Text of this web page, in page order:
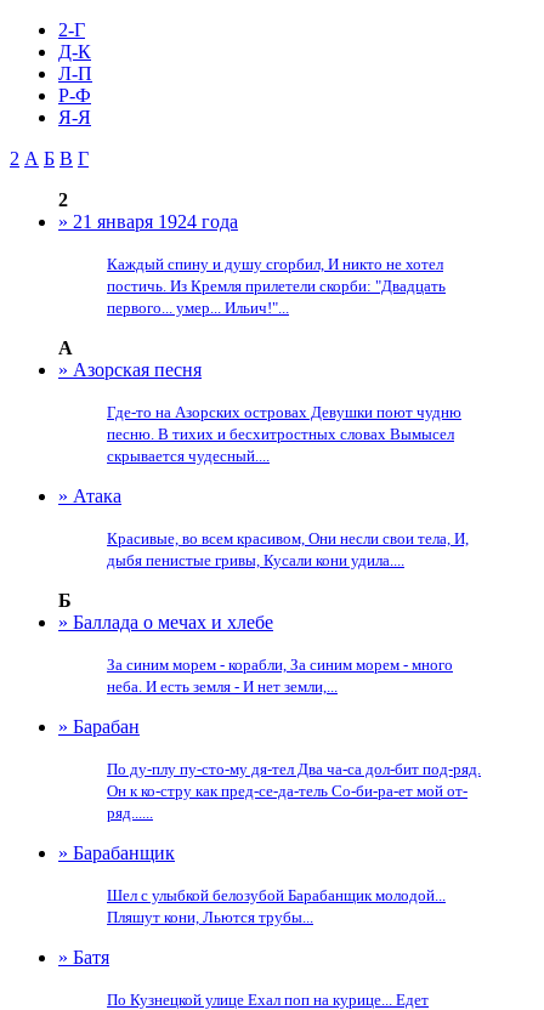
2-Г
Д-К
Л-П
Р-Ф
Я-Я
2 А Б В Г
2
» 21 января 1924 года
Каждый спину и душу сгорбил, И никто не хотел
постичь. Из Кремля прилетели скорби: "Двадцать
первого... умер... Ильич!"...
А
» Азорская песня
Где-то на Азорских островах Девушки поют чудню
песню. В тихих и бесхитростных словах Вымысел
скрывается чудесный....
» Атака
Красивые, во всем красивом, Они несли свои тела, И,
дыбя пенистые гривы, Кусали кони удила....
Б
» Баллада о мечах и хлебе
За синим морем - корабли, За синим морем - много
неба. И есть земля - И нет земли,...
» Барабан
По ду-плу пу-сто-му дя-тел Два ча-са дол-бит под-ряд.
Он к ко-стру как пред-се-да-тель Со-би-ра-ет мой от-
ряд......
» Барабанщик
Шел с улыбкой белозубой Барабанщик молодой...
Пляшут кони, Льются трубы...
» Батя
По Кузнецкой улице Ехал поп на курице... Едет